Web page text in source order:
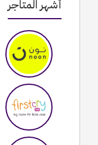
أشهر المتاجر